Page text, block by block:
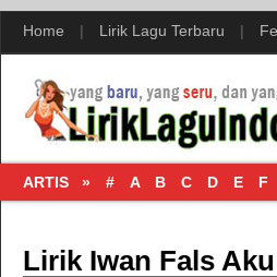
Home | Lirik Lagu Terbaru |
ARTIS » # A B C D E F
Lirik Iwan Fals